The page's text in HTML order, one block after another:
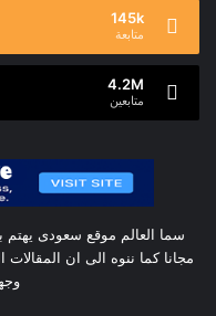
145k
متابعة
4.2M
متابعين
سما العالم موقع سعودى يهتم
مجانا كما ننوه الى ان